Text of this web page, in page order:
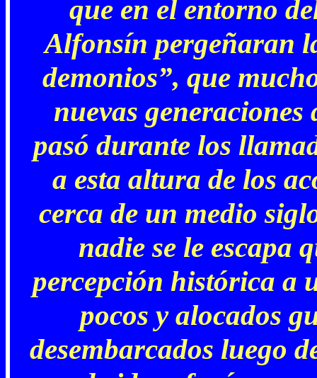
que en el entorno
Alfonsín pergeñaran
demonios”, que
nuevas
pasó durante los
a esta altura de los
cerca de un medio
nadie se le escapa
percepción histórica a
pocos y alocados
desembarcados luego